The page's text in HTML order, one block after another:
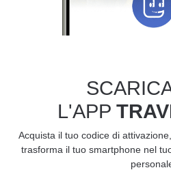
L'APP
Acquista il tuo codice di
trasforma il tuo smartphone nel